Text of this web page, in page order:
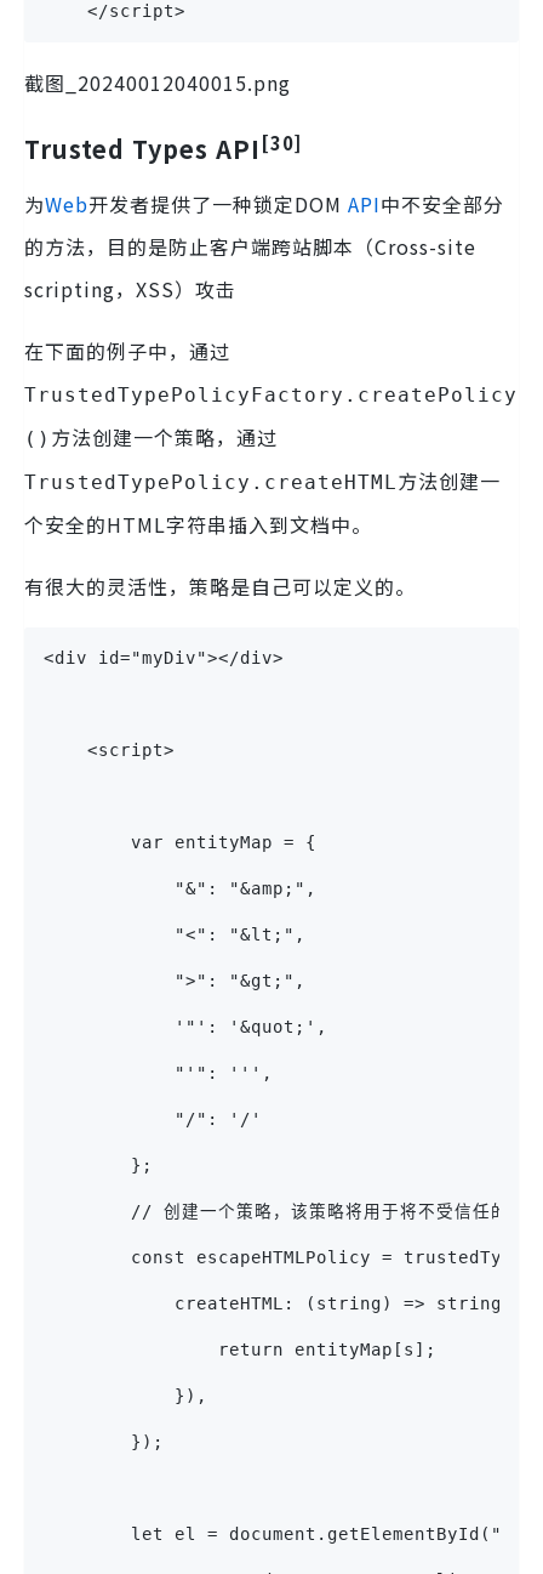
    </script>
截图_20240012040015.png
Trusted Types API [30]
为Web开发者提供了一种锁定DOM API中不安全部分
的方法，目的是防止客户端跨站脚本（Cross-site
scripting，XSS）攻击
在下面的例子中，通过
TrustedTypePolicyFactory.createPolicy
() 方法创建一个策略，通过
TrustedTypePolicy.createHTML方法创建一
个安全的HTML字符串插入到文档中。
有很大的灵活性，策略是自己可以定义的。
<div id="myDiv"></div>
    <script>
        var entityMap = {
            "&": "&amp;",
            "<": "&lt;",
            ">": "&gt;",
            '"': '&quot;',
            "'": ''',
            "/": '/'
        };
// 创建一个策略，该策略将用于将不受信任的输
const escapeHTMLPolicy =
createHTML: (string) =>
                return entityMap[s];
            }),
        });
let el =